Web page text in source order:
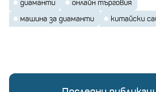
да генерират и контролират
горещи нишки. И двата метода се
диаманти
онлайн търговия
машина за диаманти
китайски